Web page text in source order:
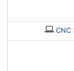
CNC